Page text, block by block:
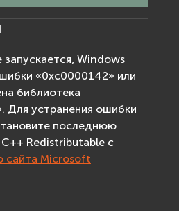
запускается, Windows
«0xc0000142» или
библиотека
Для устранения ошибки
последнюю
Redistributable с
сайта Microsoft